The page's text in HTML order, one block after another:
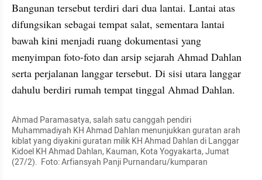
Bangunan tersebut terdiri dari dua lantai. Lantai atas
difungsikan sebagai tempat salat, sementara lantai
bawah kini menjadi ruang dokumentasi yang
menyimpan foto-foto dan arsip sejarah Ahmad Dahlan
serta perjalanan langgar tersebut. Di sisi utara langgar
dahulu berdiri rumah tempat tinggal Ahmad Dahlan.
Ahmad Paramasatya, salah satu canggah pendiri
Muhammadiyah KH Ahmad Dahlan menunjukkan guratan arah
kiblat yang diyakini guratan milik KH Ahmad Dahlan di Langgar
Kidoel KH Ahmad Dahlan, Kauman, Kota Yogyakarta, Jumat
(27/2).  Foto: Arfiansyah Panji Purnandaru/kumparan